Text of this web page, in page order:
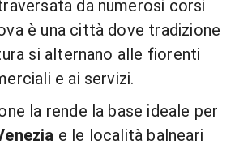
da numerosi corsi
è una città dove tradizione
si alternano alle fiorenti
e ai servizi.
la rende la base ideale per
e le località balneari